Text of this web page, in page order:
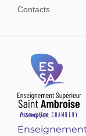
Contacts